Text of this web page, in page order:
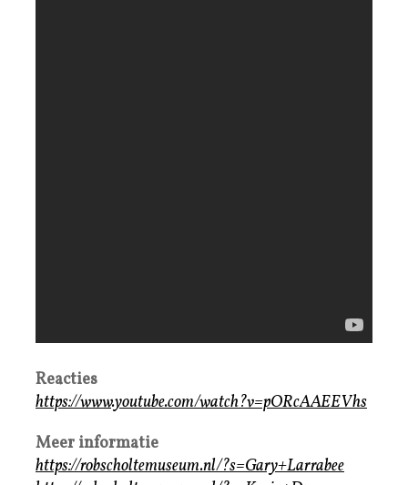
Reacties
https://www.youtube.com/watch?v=pORcAAEEVhs
Meer informatie
https://robscholtemuseum.nl/?s=Gary+Larrabee